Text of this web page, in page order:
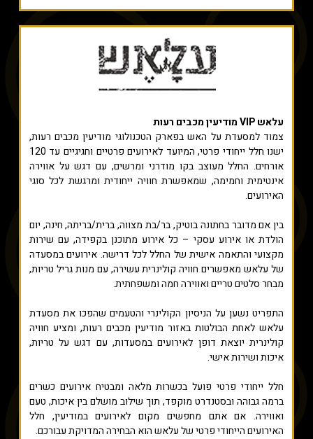
עלאש VIP מודיעין מכבים רעות
צמוד למסעדת על האש בפארק הטכנולוגי מודיעין מכבים רעות,
ישנו חלל ייחודי פרטי, המיועד לאירועים פרטיים וחגיגיים עד 120
אורחים. החלל מעוצב בקו מודרני ומרשים, עם דגש על אווירה
אינטימית וחמימה, שמאפשרת חוויה ייחודית ומרגשת לכל סוגי
האירועים.
בין אם מדובר בחתונה בוטיק, בר/בת מצווה, ברית/בריתה, חינה, יום
הולדת או אירוע עסקי – כל אירוע מתוכנן בקפידה, עם שירות
מקצועי והתאמה אישית של החלל לכל דרישה. אירועים במסעדה
של עלאש מאפשרים חוויה קולינרית עשירה, עם מנות גריל טריות,
מבחר סלטים טריים ואווירה חמה ומשפחתית.
התפריט נשען על הניסיון הקולינרי והטעמים שהפכו את מסעדת
עלאש לאחת הבולטות באזור מודיעין מכבים רעות, ומציע חוויה
קולינרית יוצאת דופן לאירועים במסעדות, עם דגש על טריות,
איכות ושירות אישי.
חלל ייחודי פרטי פועל בכשרות מלאה ומבטיח אירועים כשרים
ברמה גבוהה ובסטנדרט מוקפד, תוך שילוב מושלם בין איכות, טעם
ואווירה. אם אתם מחפשים מקום לאירועים במודיעין, חלל
האירועים הייחודי פרטי של עלאש הוא הבחירה המדויקת עבורכם.